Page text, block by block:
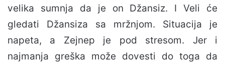
velika sumnja da je on Džansiz. I Veli će
gledati Džansiza sa mržnjom. Situacija je
napeta, a Zejnep je pod stresom. Jer i
najmanja greška može dovesti do toga da